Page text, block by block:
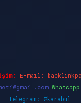
E-mail:
Telegram: @karabul